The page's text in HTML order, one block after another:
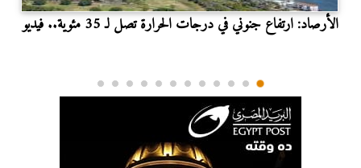
الأرصاد: ارتفاع جنوني في درجات الحرارة تصل لـ 35 مئوية.. فيديو